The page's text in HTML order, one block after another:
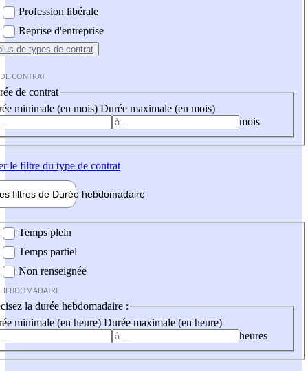
Profession libérale
Reprise d'entreprise
de types de contrat
CONTRAT
de contrat
minimale (en mois) Durée maximale (en mois)
mois
le filtre du type de contrat
filtres de Durée hebdomadaire
Temps plein
Temps partiel
Non renseignée
la durée hebdomadaire :
minimale (en heure) Durée maximale (en heure)
heures